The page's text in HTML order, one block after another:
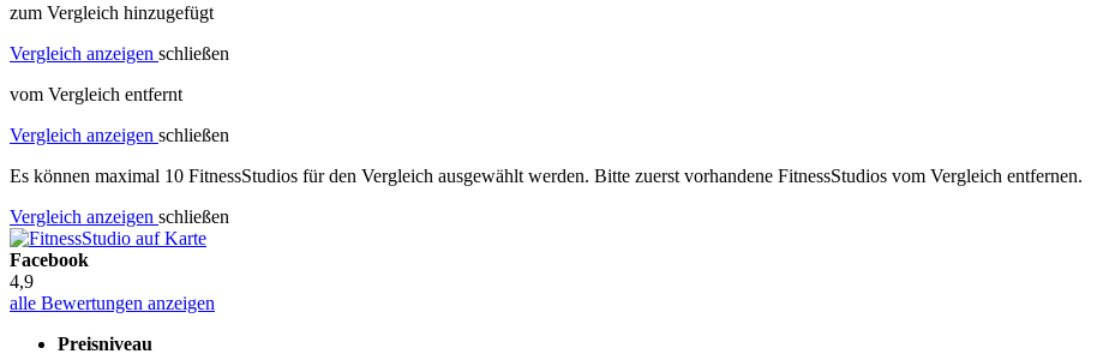
zum Vergleich hinzugefügt
Vergleich anzeigen schließen
vom Vergleich entfernt
Vergleich anzeigen schließen
Es können maximal 10 FitnessStudios für den Vergleich ausgewählt werden. Bitte zuerst vorhandene FitnessStudios vom Vergleich entfernen.
Vergleich anzeigen schließen
Facebook
4,9
alle Bewertungen anzeigen
Preisniveau